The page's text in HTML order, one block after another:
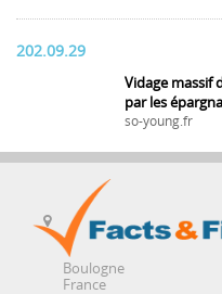
202.09.29
Vidage massif
par les
so-young.fr
Boulogne
France